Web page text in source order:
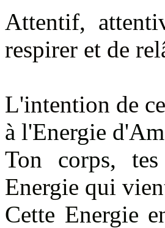
Attentif,
respirer et de
L'intention de
à l'Energie
Ton corps,
Energie qui
Cette Energie